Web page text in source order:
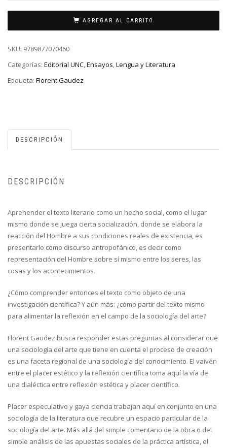
AGREGAR AL CARRITO
SKU: 9789877070460
Categorías: Editorial UNC,Ensayos,Lengua y Literatura
Etiqueta: Florent Gaudez
DESCRIPCIÓN
DESCRIPCIÓN
Aprehender el texto literario como un hecho social, como el lugar
mismo donde se juega cierta socialización, donde se elabora la
reacción del Hombre a sus condiciones reales de existencia, es
presentarlo como discurso antropofánico, es decir como
representación del Hombre sobre sí mismo entre los seres, las
cosas y los acontecimientos.
¿Cómo comprender entonces el texto como objeto de una
investigación científica? Y aún más: ¿cómo partir del texto mismo
para alimentar la reflexión en el campo de la sociología del arte?
Florent Gaudez busca responder estas preguntas al considerar que
una sociología del arte que tiene en cuenta el proceso de creación
es una faceta regional de una sociología del conocimiento. El vaivén
entre el placer estético y la reflexión científica toma aquí la vía de
una dialéctica entre reflexión estética y placer científico.
Placer especulativo y gaya ciencia trabajan aquí en conjunto en una
sociología de la literatura que recubre un espacio particular de la
sociología del arte. Más allá del simple comentario de la obra o del
simple análisis de las apuestas sociales de la práctica artística, el